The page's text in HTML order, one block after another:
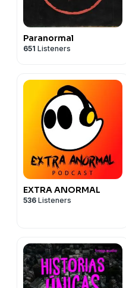
Paranormal
651 Listeners
EXTRA ANORMAL
536 Listeners